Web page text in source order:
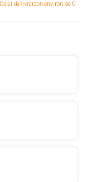
de livraison environ de 0